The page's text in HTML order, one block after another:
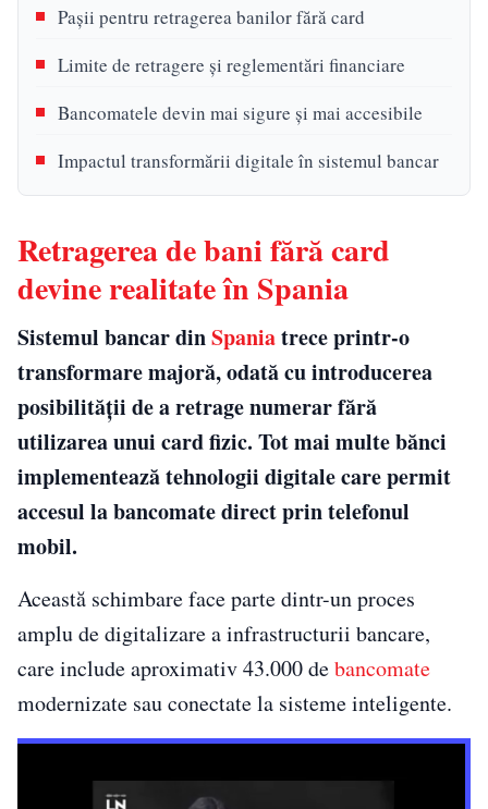
Pașii pentru retragerea banilor fără card
Limite de retragere și reglementări financiare
Bancomatele devin mai sigure și mai accesibile
Impactul transformării digitale în sistemul bancar
Retragerea de bani fără card
devine realitate în Spania
Sistemul bancar dinSpaniatrece printr-o
transformare majoră, odată cu introducerea
posibilității de a retrage numerar fără
utilizarea unui card fizic. Tot mai multe bănci
implementează tehnologii digitale care permit
accesul la bancomate direct prin telefonul
mobil.
Această schimbare face parte dintr-un proces
amplu de digitalizare a infrastructurii bancare,
care include aproximativ 43.000 debancomate
modernizate sau conectate la sisteme inteligente.